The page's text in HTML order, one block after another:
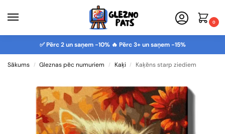
0
✅ Pērc 2 un saņem -10% 🔥 Pērc 3+ un saņem -15%
Sākums / Gleznas pēc numuriem / Kaķi / Kaķēns starp ziediem